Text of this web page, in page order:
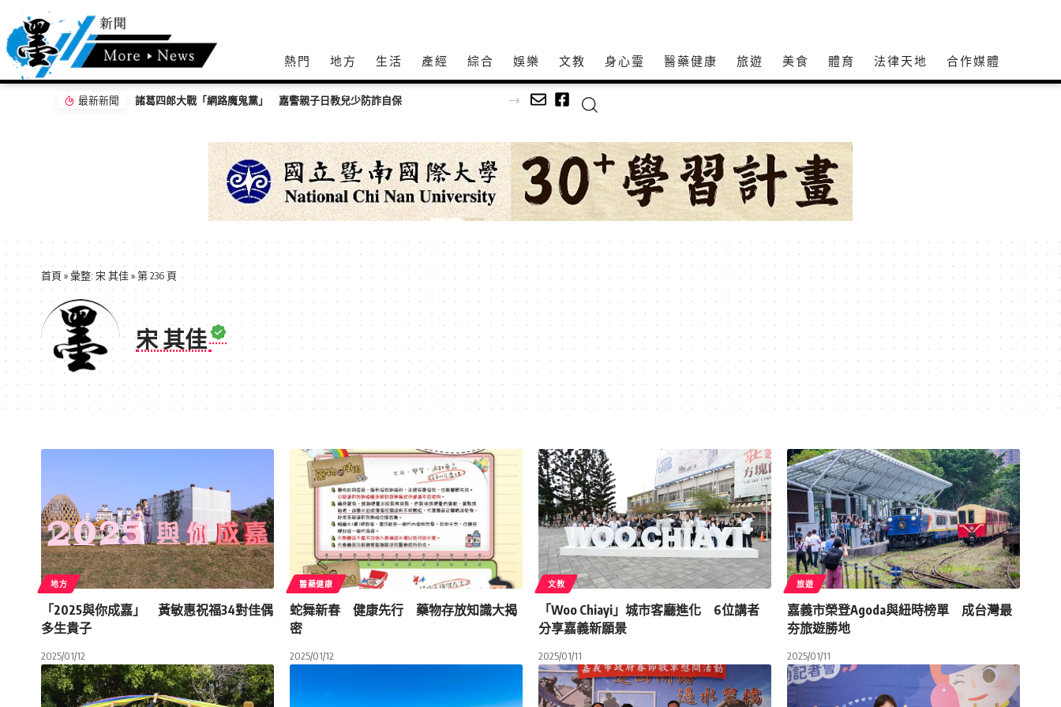
熱門 地方 生活 產經 綜合 娛樂 文教 身心𩆜 醫藥健康 旅遊 美食 體育 法律天地 合作媒體
最新新聞 諸葛四郎大戰「網路魔鬼黨」 嘉警親子日教兒少防詐自保
首頁 »彙整: 宋 其佳»第 236 頁
宋 其佳
地方
「2025與你成嘉」 黃敏惠祝福34對佳偶
多生貴子
2025/01/12
醫藥健康
蛇舞新春 健康先行 藥物存放知識大揭
密
2025/01/12
文教
「Woo Chiayi」城市客廳進化 6位講者
分享嘉義新願景
2025/01/11
旅遊
嘉義市榮登Agoda與紐時榜單 成台灣最
夯旅遊勝地
2025/01/11